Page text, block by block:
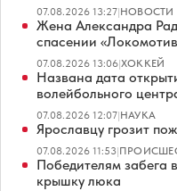
07.08.2026 13:27|
Жена Александра
спасении
07.08.2026 13:06|ХОККЕЙ
Названа дата
волейбольного
07.08.2026 12:07|НАУКА
Ярославцу грозит
07.08.2026 11:53|
Победителям забега
крышку люка